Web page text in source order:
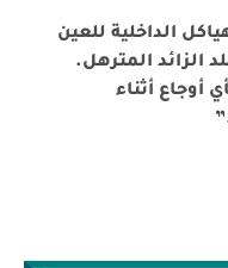
الداخلية للعين
الزائد المترهل.
أثناء